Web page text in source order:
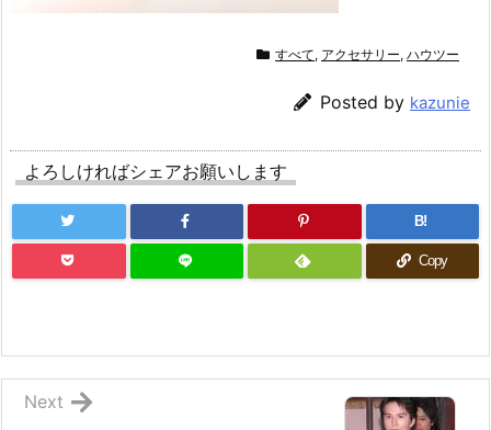
すべて, アクセサリー, ハウツー
Posted by kazunie
よろしければシェアお願いします
B!
Copy
Next